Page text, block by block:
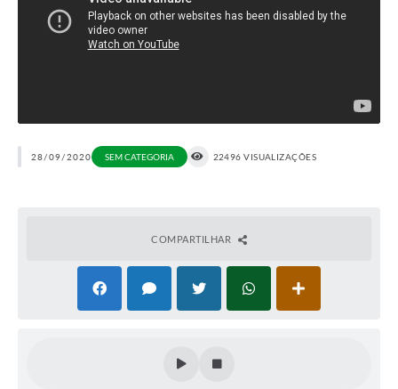
28/09/2020 SEM CATEGORIA 22496 VISUALIZAÇÕES
COMPARTILHAR